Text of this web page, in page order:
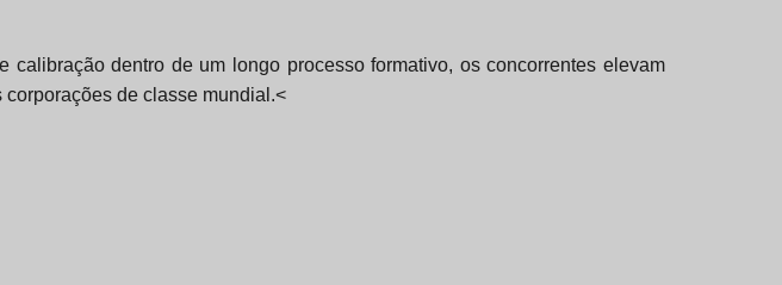
dentro de um longo processo formativo, os concorrentes elevam
de classe mundial.<